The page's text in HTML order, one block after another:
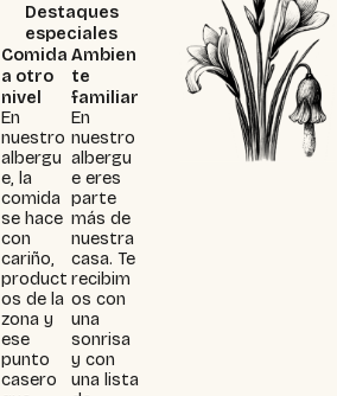
Destaques
especiales
Comida
a otro
nivel
En
nuestro
albergu
e, la
comida
se hace
con
cariño,
product
os de la
zona y
ese
punto
casero
Ambien
te
familiar
En
nuestro
albergu
e eres
parte
más de
nuestra
casa. Te
recibim
os con
una
sonrisa
y con
una lista